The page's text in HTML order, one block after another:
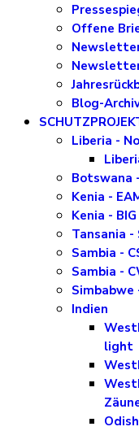
Offene
Blog-
Liberia -
Botswana
Kenia -
Kenia - BIG
Tansania -
Sambia -
Sambia -
Simbabwe
Indien
light